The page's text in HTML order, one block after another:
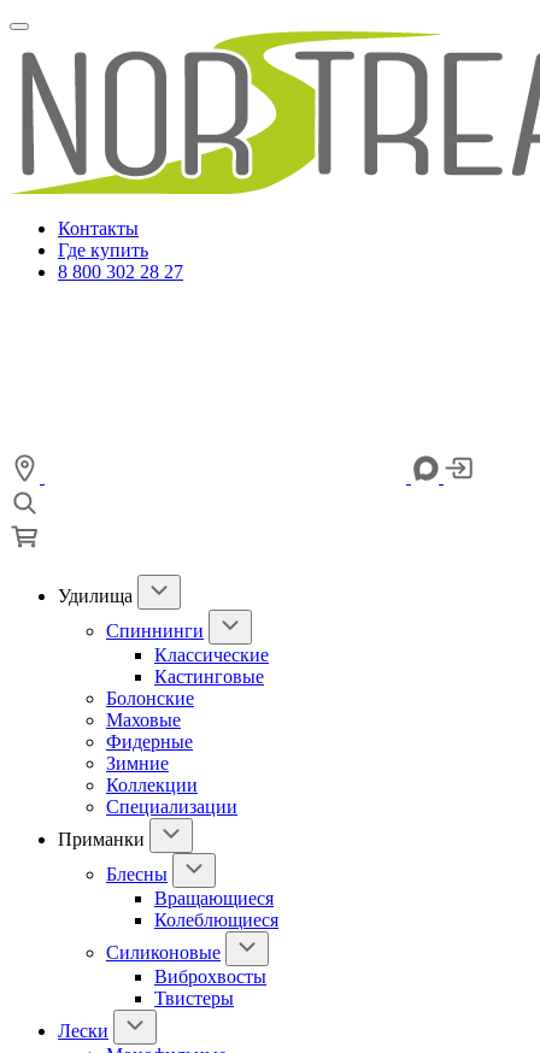
Контакты
Где купить
8 800 302 28 27
Удилища
Спиннинги
Классические
Кастинговые
Болонские
Маховые
Фидерные
Зимние
Коллекции
Специализации
Приманки
Блесны
Вращающиеся
Колеблющиеся
Силиконовые
Виброхвосты
Твистеры
Лески